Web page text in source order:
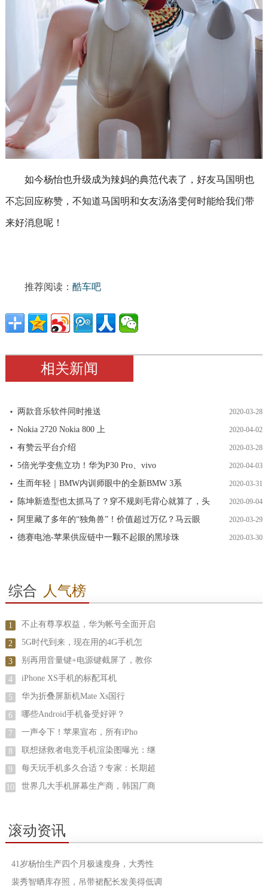
如今杨怡也升级成为辣妈的典范代表了，好友马国明也
不忘回应称赞，不知道马国明和女友汤洛雯何时能给我们带
来好消息呢！
推荐阅读： 酷车吧
相关新闻
两款音乐软件同时推送 2020-03-28
Nokia 2720 Nokia 800 上 2020-04-02
有赞云平台介绍 2020-03-28
5倍光学变焦立功！华为P30 Pro、vivo 2020-04-03
生而年轻｜BMW内训师眼中的全新BMW 3系 2020-03-31
陈坤新造型也太抓马了？穿不规则毛背心就算了，头 2020-09-04
阿里藏了多年的“独角兽”！价值超过万亿？马云眼 2020-03-29
德赛电池-苹果供应链中一颗不起眼的黑珍珠 2020-03-30
综合 人气榜
1 不止有尊享权益，华为帐号全面开启
2 5G时代到来，现在用的4G手机怎
3 别再用音量键+电源键截屏了，教你
4 iPhone XS手机的标配耳机
5 华为折叠屏新机Mate Xs国行
6 哪些Android手机备受好评？
7 一声令下！苹果宣布，所有iPho
8 联想拯救者电竞手机渲染图曝光：继
9 每天玩手机多久合适？专家：长期超
10 世界几大手机屏幕生产商，韩国厂商
滚动资讯
41岁杨怡生产四个月极速瘦身，大秀性
裴秀智晒库存照，吊带裙配长发美得低调